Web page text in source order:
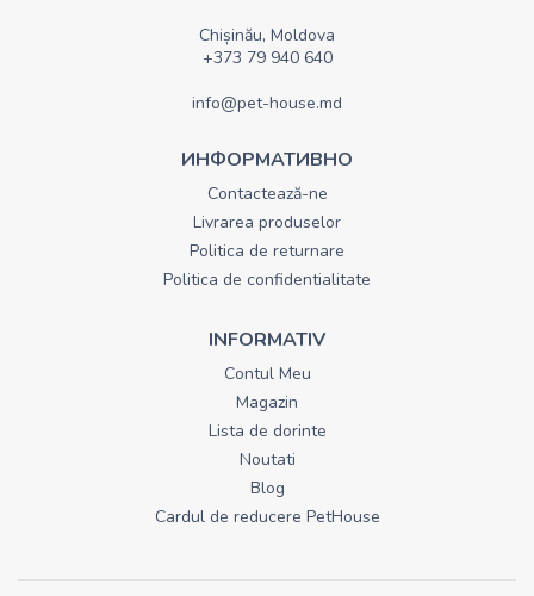
Chișinău, Moldova
+373 79 940 640
info@pet-house.md
ИНФОРМАТИВНО
Contactează-ne
Livrarea produselor
Politica de returnare
Politica de confidentialitate
INFORMATIV
Contul Meu
Magazin
Lista de dorinte
Noutati
Blog
Cardul de reducere PetHouse